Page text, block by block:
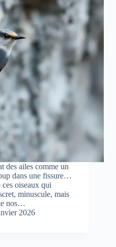
des ailes comme un
dans une fissure…
oiseaux qui
minuscule, mais
nos…
2026